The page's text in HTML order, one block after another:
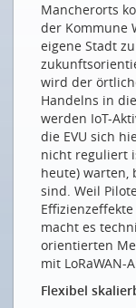
Mancherorts
der Kommune
eigene Stadt
wird der
Handelns in
werden IoT-
die EVU sich
nicht reguliert
heute) warten,
sind. Weil
macht es
orientierten
mit LoRaWAN-
Flexibel